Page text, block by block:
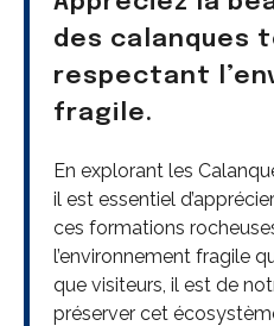
des calanques
respectant
fragile.
En explorant les
il est essentiel
ces formations
l’environnement fragile
que visiteurs, il est de
préserver cet